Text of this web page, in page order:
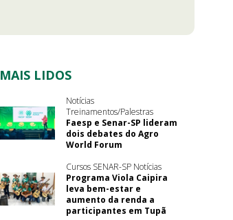
MAIS LIDOS
Notícias
Treinamentos/Palestras
Faesp e Senar-SP lideram
dois debates do Agro
World Forum
Cursos SENAR-SP Notícias
Programa Viola Caipira
leva bem-estar e
aumento da renda a
participantes em Tupã